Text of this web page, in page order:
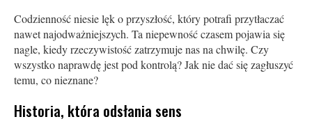
Codzienność niesie lęk o przyszłość, który potrafi przytłaczać
nawet najodważniejszych. Ta niepewność czasem pojawia się
nagle, kiedy rzeczywistość zatrzymuje nas na chwilę. Czy
wszystko naprawdę jest pod kontrolą? Jak nie dać się zagłuszyć
temu, co nieznane?
Historia, która odsłania sens